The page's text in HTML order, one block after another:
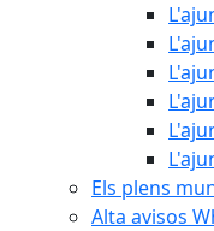
Els plens
Alta avisos